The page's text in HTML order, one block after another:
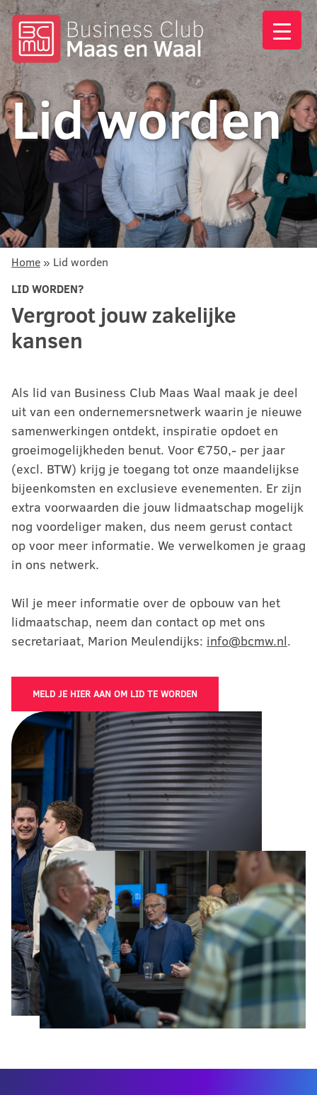
Ga
naar
de
inhoud
Lid worden
Home » Lid worden
LID WORDEN?
Vergroot jouw zakelijke
kansen
Als lid van Business Club Maas Waal maak je deel
uit van een ondernemersnetwerk waarin je nieuwe
samenwerkingen ontdekt, inspiratie opdoet en
groeimogelijkheden benut. Voor €750,- per jaar
(excl. BTW) krijg je toegang tot onze maandelijkse
bijeenkomsten en exclusieve evenementen. Er zijn
extra voorwaarden die jouw lidmaatschap mogelijk
nog voordeliger maken, dus neem gerust contact
op voor meer informatie. We verwelkomen je graag
in ons netwerk.
Wil je meer informatie over de opbouw van het
lidmaatschap, neem dan contact op met ons
secretariaat, Marion Meulendijks: info@bcmw.nl.
MELD JE HIER AAN OM LID TE WORDEN